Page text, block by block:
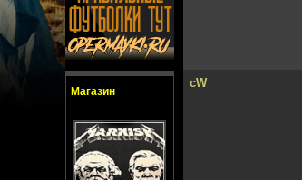
Магазин
cW